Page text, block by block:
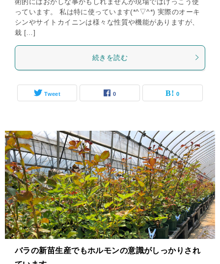
っています。 私は特に使っています(*^▽^*) 実際のオーキ
シンやサイトカイニンは様々な性質や機能がありますが、
栽 […]
続きを読む
Tweet 0 0
バラの新苗生産でもホルモンの意識がしっかりされ